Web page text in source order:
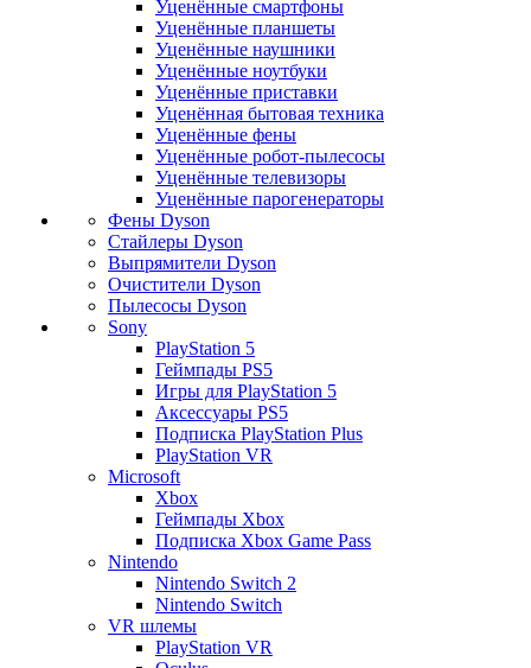
Уценённые смартфоны
Уценённые планшеты
Уценённые наушники
Уценённые ноутбуки
Уценённые приставки
Уценённая бытовая техника
Уценённые фены
Уценённые робот-пылесосы
Уценённые телевизоры
Уценённые парогенераторы
Фены Dyson
Стайлеры Dyson
Выпрямители Dyson
Очистители Dyson
Пылесосы Dyson
Sony
PlayStation 5
Геймпады PS5
Игры для PlayStation 5
Аксессуары PS5
Подписка PlayStation Plus
PlayStation VR
Microsoft
Xbox
Геймпады Xbox
Подписка Xbox Game Pass
Nintendo
Nintendo Switch 2
Nintendo Switch
VR шлемы
PlayStation VR